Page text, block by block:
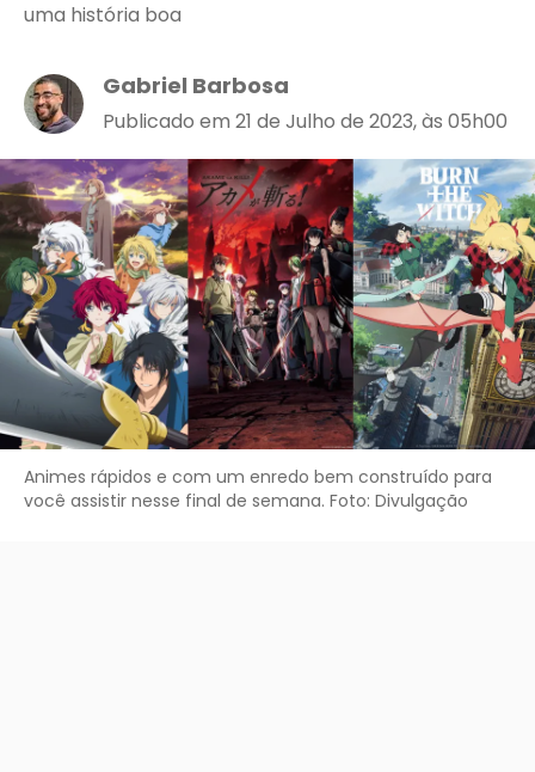
uma história boa
Gabriel Barbosa
Publicado em 21 de Julho de 2023, às 05h00
Animes rápidos e com um enredo bem construído para
você assistir nesse final de semana. Foto: Divulgação